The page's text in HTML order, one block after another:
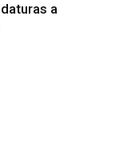
a